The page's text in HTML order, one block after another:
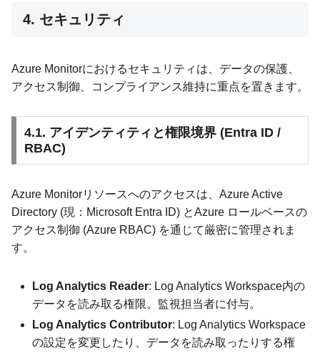
4. セキュリティ
Azure Monitorにおけるセキュリティは、データの保護、
アクセス制御、コンプライアンス維持に重点を置きます。
4.1. アイデンティティと権限境界 (Entra ID /
RBAC)
Azure Monitorリソースへのアクセスは、Azure Active
Directory (現：Microsoft Entra ID) とAzure ロールベースの
アクセス制御 (Azure RBAC) を通じて厳密に管理されま
す。
Log Analytics Reader: Log Analytics Workspace内の
データを読み取る権限。監視担当者に付与。
Log Analytics Contributor: Log Analytics Workspace
の設定を変更したり、データを読み取ったりする権